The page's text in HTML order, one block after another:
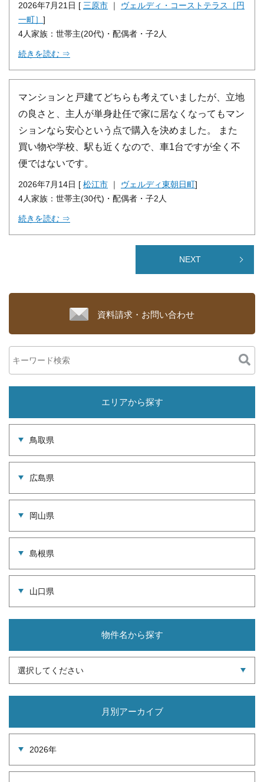
2026年7月21日 [ 三原市 ｜ ヴェルディ・コーストテラス［円
一町］ ]
4人家族：世帯主(20代)・配偶者・子2人
続きを読む ⇒
マンションと戸建てどちらも考えていましたが、立地
の良さと、主人が単身赴任で家に居なくなってもマン
ションなら安心という点で購入を決めました。 また
買い物や学校、駅も近くなので、車1台ですが全く不
便ではないです。
2026年7月14日 [ 松江市 ｜ ヴェルディ東朝日町]
4人家族：世帯主(30代)・配偶者・子2人
続きを読む ⇒
NEXT
資料請求・お問い合わせ
エリアから探す
鳥取県
広島県
岡山県
島根県
山口県
物件名から探す
選択してください
月別アーカイブ
2026年